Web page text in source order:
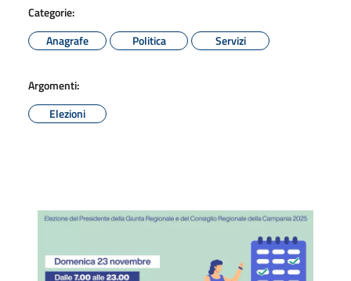
Categorie:
Anagrafe
Politica Servizi
Argomenti:
Elezioni